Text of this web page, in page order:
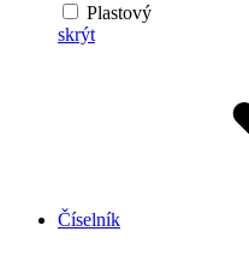
Plastový
skrýt
Číselník